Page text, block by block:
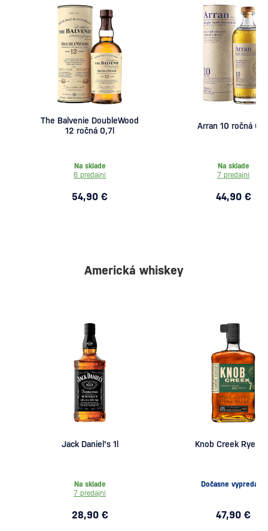
The Balvenie DoubleWood
12 ročná 0,7l
Na sklade
6 predajní
54,90 €
Arran 10 ročná
Na sklade
7 predajní
44,90 €
Americká whiskey
Jack Daniel's 1l
Na sklade
7 predajní
28,90 €
Knob Creek Rye
Dočasne vypredané
47,90 €